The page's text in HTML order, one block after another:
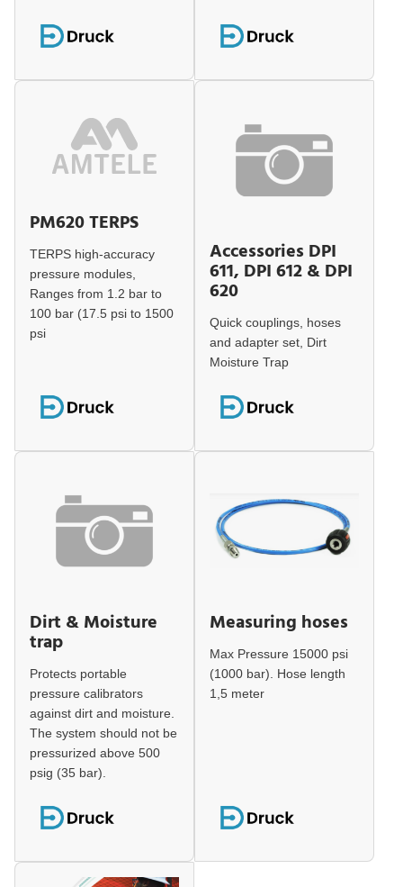
PM620 TERPS
TERPS high-accuracy
pressure modules,
Ranges from 1.2 bar to
100 bar (17.5 psi to 1500
psi
Accessories DPI
611, DPI 612 & DPI
620
Quick couplings, hoses
and adapter set, Dirt
Moisture Trap
Dirt & Moisture
trap
Protects portable
pressure calibrators
against dirt and moisture.
The system should not be
pressurized above 500
psig (35 bar).
Measuring hoses
Max Pressure 15000 psi
(1000 bar). Hose length
1,5 meter